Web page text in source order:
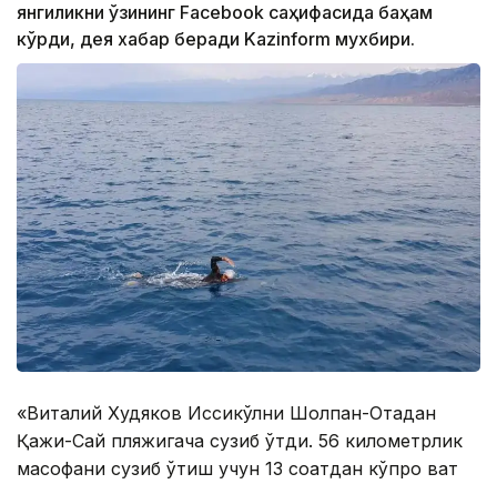
янгиликни ўзининг Facebook саҳифасида баҳам
кўрди, дея хабар беради Kazinform мухбири.
«Виталий Худяков Иссиқкўлни Шолпан-Отадан
Қажи-Сай пляжигача сузиб ўтди. 56 километрлик
масофани сузиб ўтиш учун 13 соатдан кўпроқ вақт